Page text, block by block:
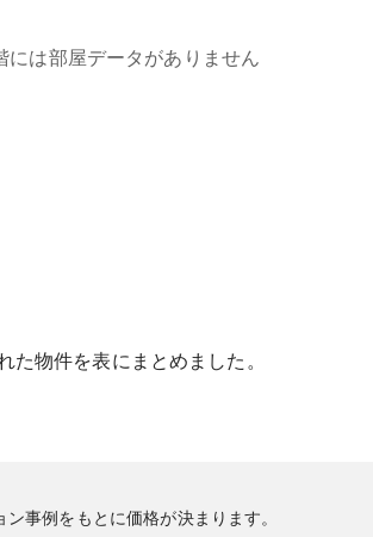
には部屋データがありません
た物件を表にまとめました。
事例をもとに価格が決まります。